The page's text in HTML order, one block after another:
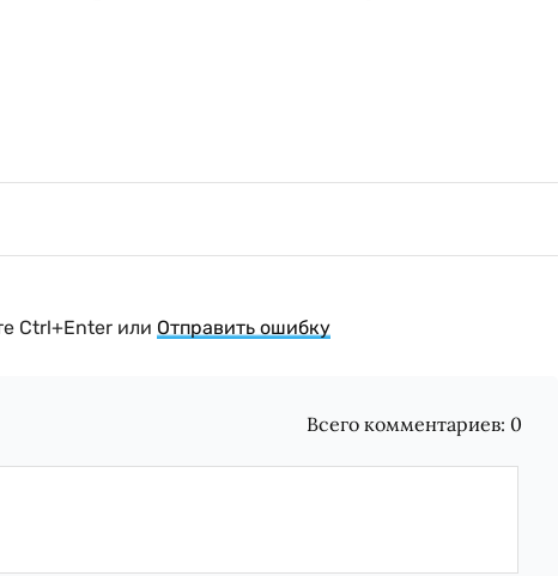
Ctrl+Enter или Отправить ошибку
Всего комментариев: 0